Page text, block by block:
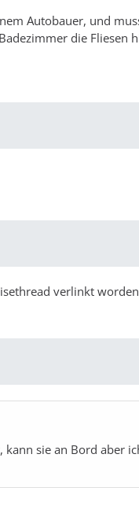
Autobauer, und
die Fliesen
verlinkt
kann sie an Bord aber